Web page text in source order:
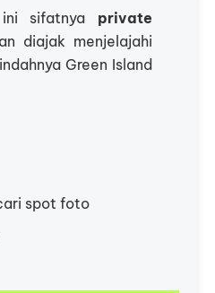
ini sifatnya private
diajak menjelajahi
Green Island
spot foto